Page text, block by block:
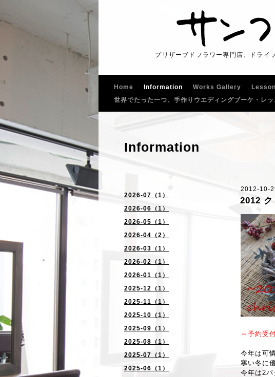
プリザーブドフラワー専門店、ドライ
Home Information Works Gallery Lesson
世界でたった一つ、手作りウエディングブーケ・レッ
2026-07（1）
2026-06（1）
2026-05（1）
2026-04（2）
2026-03（1）
2026-02（1）
2026-01（1）
2025-12（1）
2025-11（1）
2025-10（1）
2025-09（1）
2025-08（1）
2025-07（1）
2025-06（1）
Information
2012-10-
2012 ク
～予約受
今年は可
寒い冬に
今年は2